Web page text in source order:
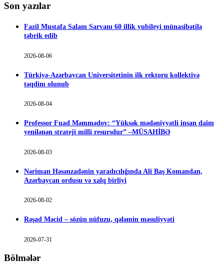
Son yazılar
Fazil Mustafa Salam Sarvanı 60 illik yubileyi münasibətilə
təbrik edib
2026-08-06
Türkiyə-Azərbaycan Universitetinin ilk rektoru kollektivə
təqdim olunub
2026-08-04
Professor Fuad Məmmədov: “Yüksək mədəniyyətli insan daim
yenilənən strateji milli resursdur” –MÜSAHİBƏ
2026-08-03
Nəriman Həsənzadənin yaradıcılığında Ali Baş Komandan,
Azərbaycan ordusu və xalq birliyi
2026-08-02
Rəşad Məcid – sözün nüfuzu, qələmin məsuliyyəti
2026-07-31
Bölmələr